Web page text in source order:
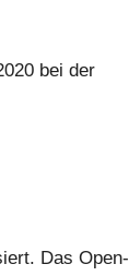
bei der
Das Open-